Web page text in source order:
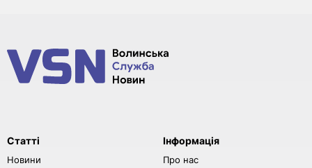
Статті
Новини
Інформація
Про нас